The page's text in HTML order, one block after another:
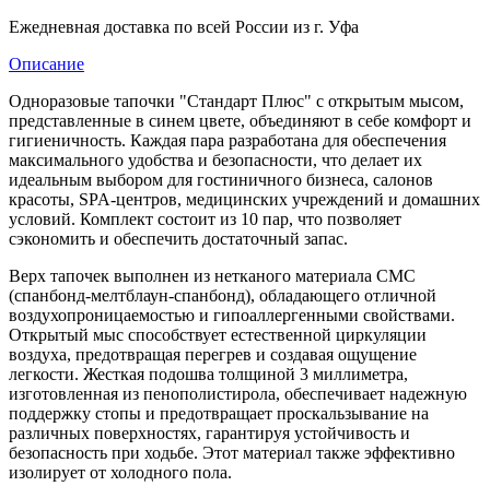
Ежедневная доставка по всей России из г. Уфа
Описание
Одноразовые тапочки "Стандарт Плюс" с открытым мысом,
представленные в синем цвете, объединяют в себе комфорт и
гигиеничность. Каждая пара разработана для обеспечения
максимального удобства и безопасности, что делает их
идеальным выбором для гостиничного бизнеса, салонов
красоты, SPA-центров, медицинских учреждений и домашних
условий. Комплект состоит из 10 пар, что позволяет
сэкономить и обеспечить достаточный запас.
Верх тапочек выполнен из нетканого материала СМС
(спанбонд-мелтблаун-спанбонд), обладающего отличной
воздухопроницаемостью и гипоаллергенными свойствами.
Открытый мыс способствует естественной циркуляции
воздуха, предотвращая перегрев и создавая ощущение
легкости. Жесткая подошва толщиной 3 миллиметра,
изготовленная из пенополистирола, обеспечивает надежную
поддержку стопы и предотвращает проскальзывание на
различных поверхностях, гарантируя устойчивость и
безопасность при ходьбе. Этот материал также эффективно
изолирует от холодного пола.